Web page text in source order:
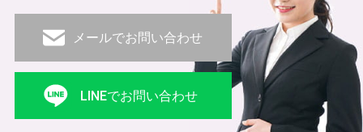
メールでお問い合わせ
LINEでお問い合わせ